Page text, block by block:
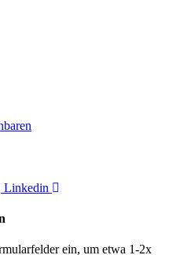
Linkedin
ein, um etwa 1-2x